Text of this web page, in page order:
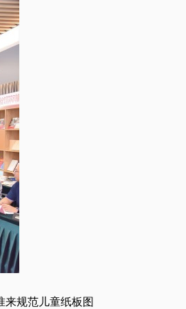
规范儿童纸板图